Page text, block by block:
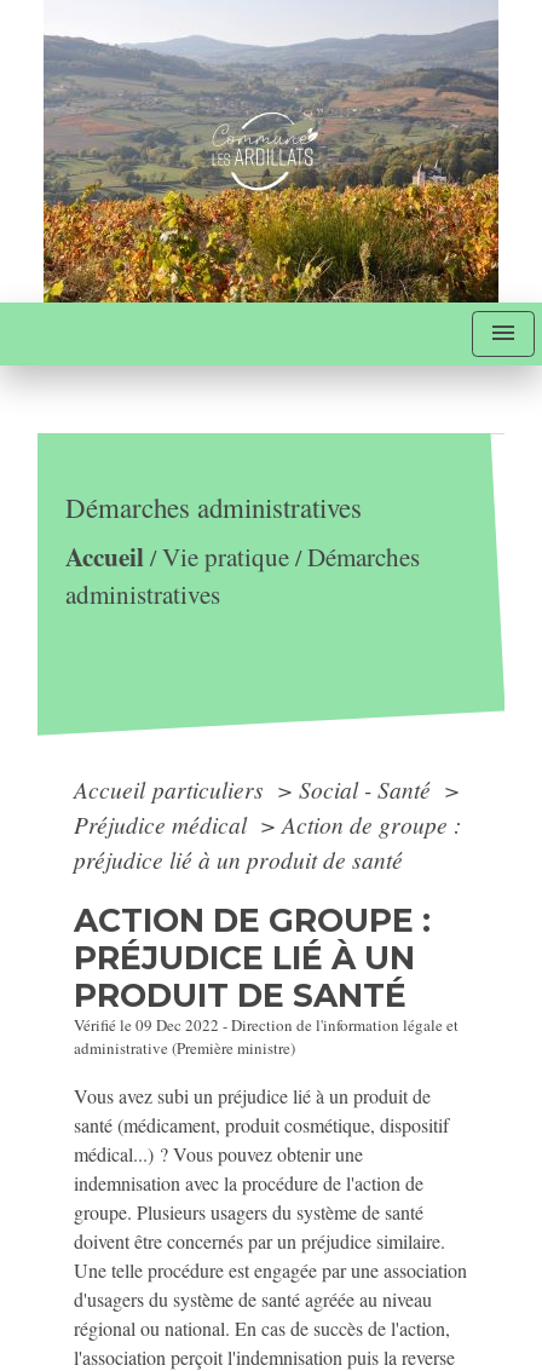
menu
Démarches administratives
Accueil/Vie pratique/Démarches
administratives
Accueil particuliers > Social - Santé >
Préjudice médical > Action de groupe :
préjudice lié à un produit de santé
ACTION DE GROUPE :
PRÉJUDICE LIÉ À UN
PRODUIT DE SANTÉ
Vérifié le 09 Dec 2022 - Direction de l'information légale et
administrative (Première ministre)
Vous avez subi un préjudice lié à un produit de
santé (médicament, produit cosmétique, dispositif
médical...) ? Vous pouvez obtenir une
indemnisation avec la procédure de l'action de
groupe. Plusieurs usagers du système de santé
doivent être concernés par un préjudice similaire.
Une telle procédure est engagée par une association
d'usagers du système de santé agréée au niveau
régional ou national. En cas de succès de l'action,
l'association perçoit l'indemnisation puis la reverse